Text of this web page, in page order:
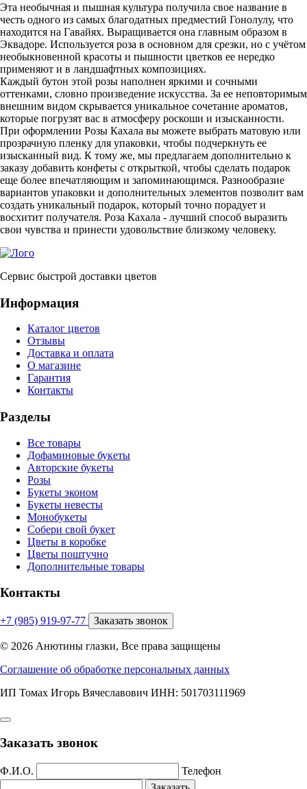
Эта необычная и пышная культура получила свое название в
честь одного из самых благодатных предместий Гонолулу, что
находится на Гавайях. Выращивается она главным образом в
Эквадоре. Используется роза в основном для срезки, но с учётом
необыкновенной красоты и пышности цветков ее нередко
применяют и в ландшафтных композициях.
Каждый бутон этой розы наполнен яркими и сочными
оттенками, словно произведение искусства. За ее неповторимым
внешним видом скрывается уникальное сочетание ароматов,
которые погрузят вас в атмосферу роскоши и изысканности.
При оформлении Розы Кахала вы можете выбрать матовую или
прозрачную пленку для упаковки, чтобы подчеркнуть ее
изысканный вид. К тому же, мы предлагаем дополнительно к
заказу добавить конфеты с открыткой, чтобы сделать подарок
еще более впечатляющим и запоминающимся. Разнообразие
вариантов упаковки и дополнительных элементов позволит вам
создать уникальный подарок, который точно порадует и
восхитит получателя. Роза Кахала - лучший способ выразить
свои чувства и принести удовольствие близкому человеку.
Сервис быстрой доставки цветов
Информация
Каталог цветов
Отзывы
Доставка и оплата
О магазине
Гарантия
Контакты
Разделы
Все товары
Дофаминовые букеты
Авторские букеты
Розы
Букеты эконом
Букеты невесты
Монобукеты
Собери свой букет
Цветы в коробке
Цветы поштучно
Дополнительные товары
Контакты
+7 (985) 919-97-77 Заказать звонок
© 2026 Анютины глазки, Все права защищены
Соглашение об обработке персональных данных
ИП Томах Игорь Вячеславович ИНН: 501703111969
Заказать звонок
Ф.И.О.
Телефон